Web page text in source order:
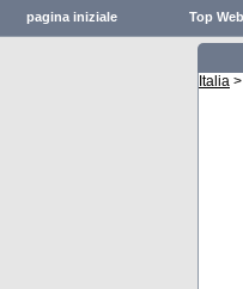
pagina iniziale Top
Italia